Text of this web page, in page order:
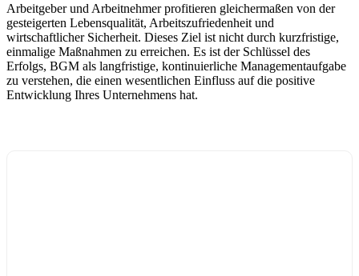
Arbeitgeber und Arbeitnehmer profitieren gleichermaßen von der
gesteigerten Lebensqualität, Arbeitszufriedenheit und
wirtschaftlicher Sicherheit. Dieses Ziel ist nicht durch kurzfristige,
einmalige Maßnahmen zu erreichen. Es ist der Schlüssel des
Erfolgs, BGM als langfristige, kontinuierliche Managementaufgabe
zu verstehen, die einen wesentlichen Einfluss auf die positive
Entwicklung Ihres Unternehmens hat.